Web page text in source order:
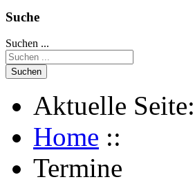
Suche
Suchen ...
Suchen
Aktuelle Seite:
Home ::
Termine